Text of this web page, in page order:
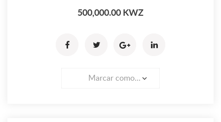
500,000.00 KWZ
Marcar como...